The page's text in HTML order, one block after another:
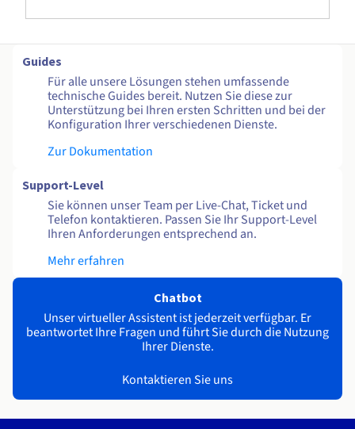
Guides
Für alle unsere Lösungen stehen umfassende
technische Guides bereit. Nutzen Sie diese zur
Unterstützung bei Ihren ersten Schritten und bei der
Konfiguration Ihrer verschiedenen Dienste.
Zur Dokumentation
Support-Level
Sie können unser Team per Live-Chat, Ticket und
Telefon kontaktieren. Passen Sie Ihr Support-Level
Ihren Anforderungen entsprechend an.
Mehr erfahren
Chatbot
Unser virtueller Assistent ist jederzeit verfügbar. Er
beantwortet Ihre Fragen und führt Sie durch die Nutzung
Ihrer Dienste.
Kontaktieren Sie uns